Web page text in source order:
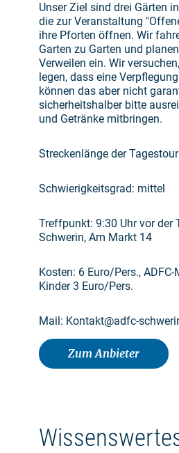
Unser Ziel sind drei Gärten
die zur Veranstaltung
ihre Pforten öffnen. Wir
Garten zu Garten und
Verweilen ein. Wir
legen, dass eine
können das aber nicht
sicherheitshalber bitte
und Getränke mitbringen.
Streckenlänge der
Schwierigkeitsgrad: mittel
Treffpunkt: 9:30 Uhr vor der
Schwerin, Am Markt 14
Kosten: 6 Euro/Pers.,
Kinder 3 Euro/Pers.
Mail: Kontakt@adfc-
Zum Anbieter